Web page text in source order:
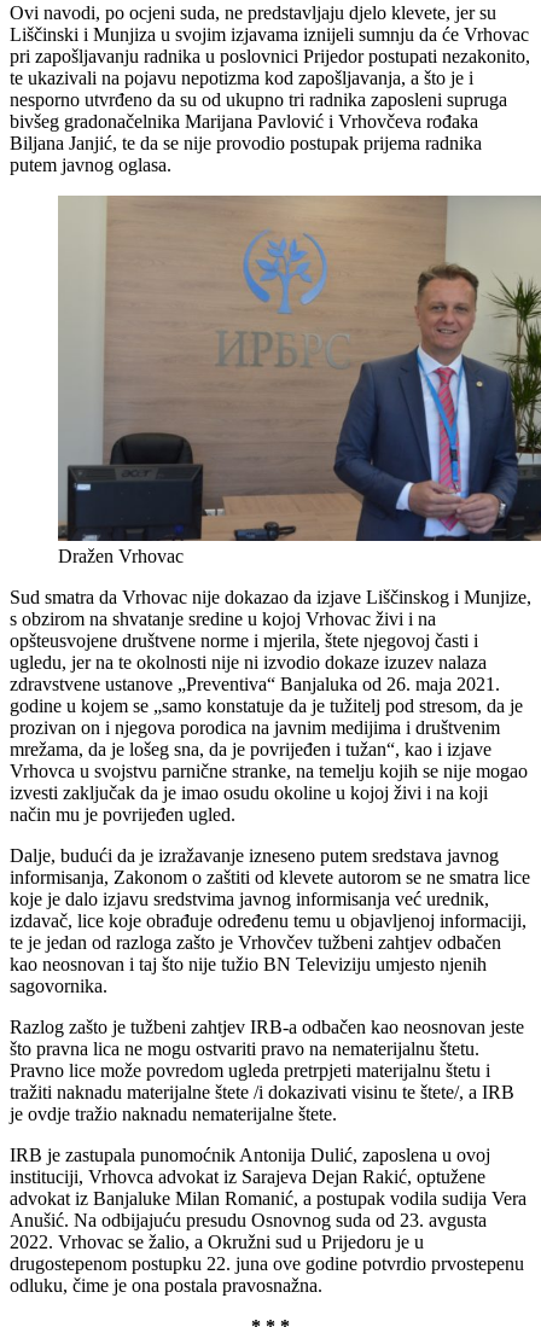
Ovi navodi, po ocjeni suda, ne predstavljaju djelo klevete, jer su
Liščinski i Munjiza u svojim izjavama iznijeli sumnju da će Vrhovac
pri zapošljavanju radnika u poslovnici Prijedor postupati nezakonito,
te ukazivali na pojavu nepotizma kod zapošljavanja, a što je i
nesporno utvrđeno da su od ukupno tri radnika zaposleni supruga
bivšeg gradonačelnika Marijana Pavlović i Vrhovčeva rođaka
Biljana Janjić, te da se nije provodio postupak prijema radnika
putem javnog oglasa.
Dražen Vrhovac
Sud smatra da Vrhovac nije dokazao da izjave Liščinskog i Munjize,
s obzirom na shvatanje sredine u kojoj Vrhovac živi i na
opšteusvojene društvene norme i mjerila, štete njegovoj časti i
ugledu, jer na te okolnosti nije ni izvodio dokaze izuzev nalaza
zdravstvene ustanove „Preventiva“ Banjaluka od 26. maja 2021.
godine u kojem se „samo konstatuje da je tužitelj pod stresom, da je
prozivan on i njegova porodica na javnim medijima i društvenim
mrežama, da je lošeg sna, da je povrijeđen i tužan“, kao i izjave
Vrhovca u svojstvu parnične stranke, na temelju kojih se nije mogao
izvesti zaključak da je imao osudu okoline u kojoj živi i na koji
način mu je povrijeđen ugled.
Dalje, budući da je izražavanje izneseno putem sredstava javnog
informisanja, Zakonom o zaštiti od klevete autorom se ne smatra lice
koje je dalo izjavu sredstvima javnog informisanja već urednik,
izdavač, lice koje obrađuje određenu temu u objavljenoj informaciji,
te je jedan od razloga zašto je Vrhovčev tužbeni zahtjev odbačen
kao neosnovan i taj što nije tužio BN Televiziju umjesto njenih
sagovornika.
Razlog zašto je tužbeni zahtjev IRB-a odbačen kao neosnovan jeste
što pravna lica ne mogu ostvariti pravo na nematerijalnu štetu.
Pravno lice može povredom ugleda pretrpjeti materijalnu štetu i
tražiti naknadu materijalne štete /i dokazivati visinu te štete/, a IRB
je ovdje tražio naknadu nematerijalne štete.
IRB je zastupala punomoćnik Antonija Dulić, zaposlena u ovoj
instituciji, Vrhovca advokat iz Sarajeva Dejan Rakić, optužene
advokat iz Banjaluke Milan Romanić, a postupak vodila sudija Vera
Anušić. Na odbijajuću presudu Osnovnog suda od 23. avgusta
2022. Vrhovac se žalio, a Okružni sud u Prijedoru je u
drugostepenom postupku 22. juna ove godine potvrdio prvostepenu
odluku, čime je ona postala pravosnažna.